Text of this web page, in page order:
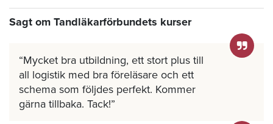
Sagt om Tandläkarförbundets kurser
Mycket bra utbildning, ett stort plus till
all logistik med bra föreläsare och ett
schema som följdes perfekt. Kommer
gärna tillbaka. Tack!